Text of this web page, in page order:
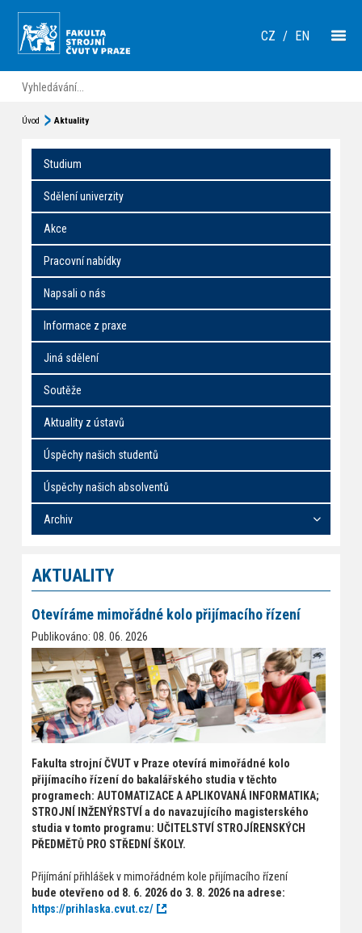
CZ / EN
Úvod Aktuality
Studium
Sdělení univerzity
Akce
Pracovní nabídky
Napsali o nás
Informace z praxe
Jiná sdělení
Soutěže
Aktuality z ústavů
Úspěchy našich studentů
Úspěchy našich absolventů
Archiv
AKTUALITY
Otevíráme mimořádné kolo přijímacího řízení
Publikováno: 08. 06. 2026
Fakulta strojní ČVUT v Praze otevírá mimořádné kolo
přijímacího řízení do bakalářského studia v těchto
programech: AUTOMATIZACE A APLIKOVANÁ INFORMATIKA;
STROJNÍ INŽENÝRSTVÍ a do navazujícího magisterského
studia v tomto programu: UČITELSTVÍ STROJÍRENSKÝCH
PŘEDMĚTŮ PRO STŘEDNÍ ŠKOLY.
Přijímání přihlášek v mimořádném kole přijímacího řízení
bude otevřeno od 8. 6. 2026 do 3. 8. 2026 na adrese:
https://prihlaska.cvut.cz/